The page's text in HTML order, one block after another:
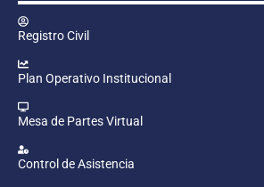
Registro Civil
Plan Operativo Institucional
Mesa de Partes Virtual
Control de Asistencia